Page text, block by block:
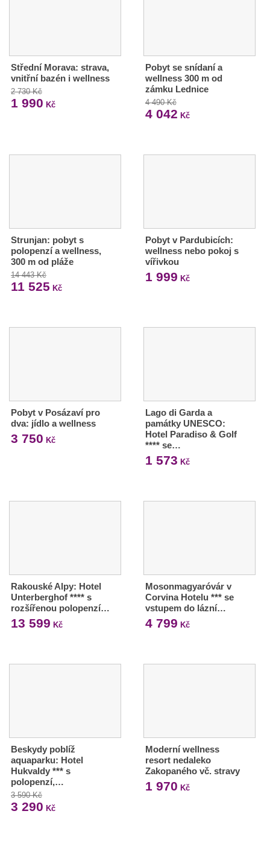
Střední Morava: strava,
vnitřní bazén i wellness
2 730 Kč
1 990 Kč
Pobyt se snídaní a
wellness 300 m od
zámku Lednice
4 490 Kč
4 042 Kč
Strunjan: pobyt s
polopenzí a wellness,
300 m od pláže
14 443 Kč
11 525 Kč
Pobyt v Pardubicích:
wellness nebo pokoj s
vířivkou
1 999 Kč
Pobyt v Posázaví pro
dva: jídlo a wellness
3 750 Kč
Lago di Garda a
památky UNESCO:
Hotel Paradiso & Golf
**** se…
1 573 Kč
Rakouské Alpy: Hotel
Unterberghof **** s
rozšířenou polopenzí…
13 599 Kč
Mosonmagyaróvár v
Corvina Hotelu *** se
vstupem do lázní…
4 799 Kč
Beskydy poblíž
aquaparku: Hotel
Hukvaldy *** s
polopenzí,…
3 590 Kč
3 290 Kč
Moderní wellness
resort nedaleko
Zakopaného vč. stravy
1 970 Kč